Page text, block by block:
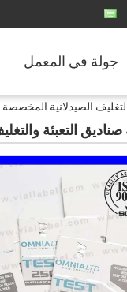
جولة في المعمل